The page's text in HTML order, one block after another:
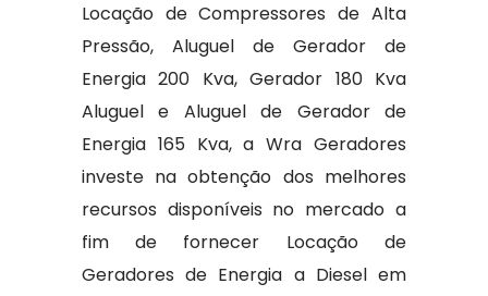
Locação de Compressores de Alta
Pressão, Aluguel de Gerador de
Energia 200 Kva, Gerador 180 Kva
Aluguel e Aluguel de Gerador de
Energia 165 Kva, a Wra Geradores
investe na obtenção dos melhores
recursos disponíveis no mercado a
fim de fornecer Locação de
Geradores de Energia a Diesel em